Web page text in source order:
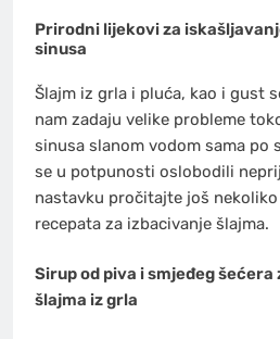
Prirodni lijekovi za
sinusa
Šlajm iz grla i pluća, kao i gust
nam zadaju velike probleme
sinusa slanom vodom sama po
se u potpunosti oslobodili
nastavku pročitajte još
recepata za izbacivanje šlajma.
Sirup od piva i smjeđeg
šlajma iz grla